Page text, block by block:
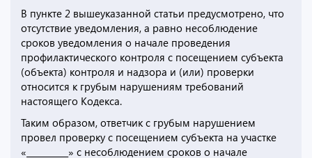
В пункте 2 вышеуказанной статьи предусмотрено, что
отсутствие уведомления, а равно несоблюдение
сроков уведомления о начале проведения
профилактического контроля с посещением субъекта
(объекта) контроля и надзора и (или) проверки
относится к грубым нарушениям требований
настоящего Кодекса.
Таким образом, ответчик с грубым нарушением
провел проверку с посещением субъекта на участке
«__________» с несоблюдением сроков о начале